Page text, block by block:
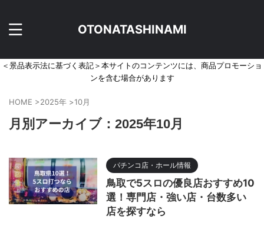
OTONATASHINAMI
＜景品表示法に基づく表記＞本サイトのコンテンツには、商品プロモーショ
ンを含む場合があります
HOME >2025年 >10月
月別アーカイブ：2025年10月
パチンコ店・ホール情報
鳥取で5スロの優良店おすすめ10
選！専門店・強い店・台数多い
店を探すなら